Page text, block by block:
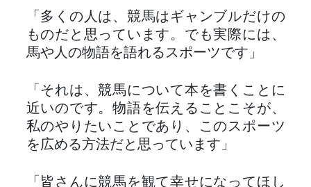
「多くの人は、競馬はギャンブルだけの
ものだと思っています。でも実際には、
馬や人の物語を語れるスポーツです」
「それは、競馬について本を書くことに
近いのです。物語を伝えることこそが、
私のやりたいことであり、このスポーツ
を広める方法だと思っています」
「皆さんに競馬を観て幸せになってほし